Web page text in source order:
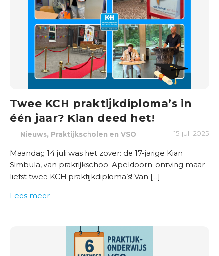
Twee KCH praktijkdiploma’s in
één jaar? Kian deed het!
Nieuws, Praktijkscholen en VSO 15 juli 2025
Maandag 14 juli was het zover: de 17-jarige Kian
Simbula, van praktijkschool Apeldoorn, ontving maar
liefst twee KCH praktijkdiploma’s! Van […]
Lees meer